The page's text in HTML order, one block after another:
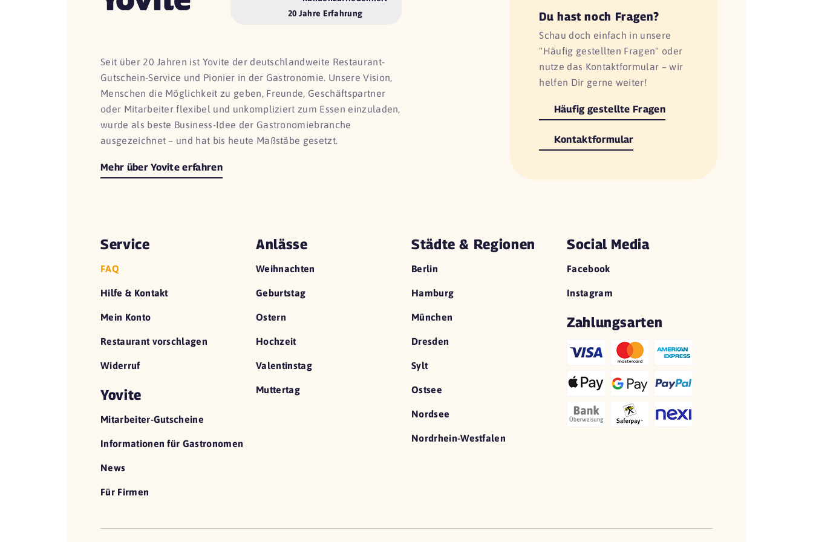
20 Jahre Erfahrung
Seit über 20 Jahren ist Yovite der deutschlandweite Restaurant-
Gutschein-Service und Pionier in der Gastronomie. Unsere Vision,
Menschen die Möglichkeit zu geben, Freunde, Geschäftspartner
oder Mitarbeiter flexibel und unkompliziert zum Essen einzuladen,
wurde als beste Business-Idee der Gastronomiebranche
ausgezeichnet – und hat bis heute Maßstäbe gesetzt.
Mehr über Yovite erfahren
Du hast noch Fragen?
Schau doch einfach in unsere
"Häufig gestellten Fragen" oder
nutze das Kontaktformular – wir
helfen Dir gerne weiter!
Häufig gestellte Fragen
Kontaktformular
Service
FAQ
Hilfe & Kontakt
Mein Konto
Restaurant vorschlagen
Widerruf
Yovite
Mitarbeiter-Gutscheine
Informationen für Gastronomen
News
Für Firmen
Anlässe
Weihnachten
Geburtstag
Ostern
Hochzeit
Valentinstag
Muttertag
Städte & Regionen
Berlin
Hamburg
München
Dresden
Sylt
Ostsee
Nordsee
Nordrhein-Westfalen
Social Media
Facebook
Instagram
Zahlungsarten